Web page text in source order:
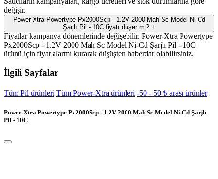
değişir.
Power-Xtra Powertype Px2000Scp - 1.2V 2000 Mah Sc Model Ni-Cd
Şarjlı Pil - 10C fiyatı düşer mi? +
Fiyatlar kampanya dönemlerinde değişebilir. Power-Xtra Powertype
Px2000Scp - 1.2V 2000 Mah Sc Model Ni-Cd Şarjlı Pil - 10C
ürünü için fiyat alarmı kurarak düşüşten haberdar olabilirsiniz.
İlgili Sayfalar
Tüm Pil ürünleri Tüm Power-Xtra ürünleri -50 - 50 ₺ arası ürünler
Power-Xtra Powertype Px2000Scp - 1.2V 2000 Mah Sc Model Ni-Cd Şarjlı
Pil - 10C